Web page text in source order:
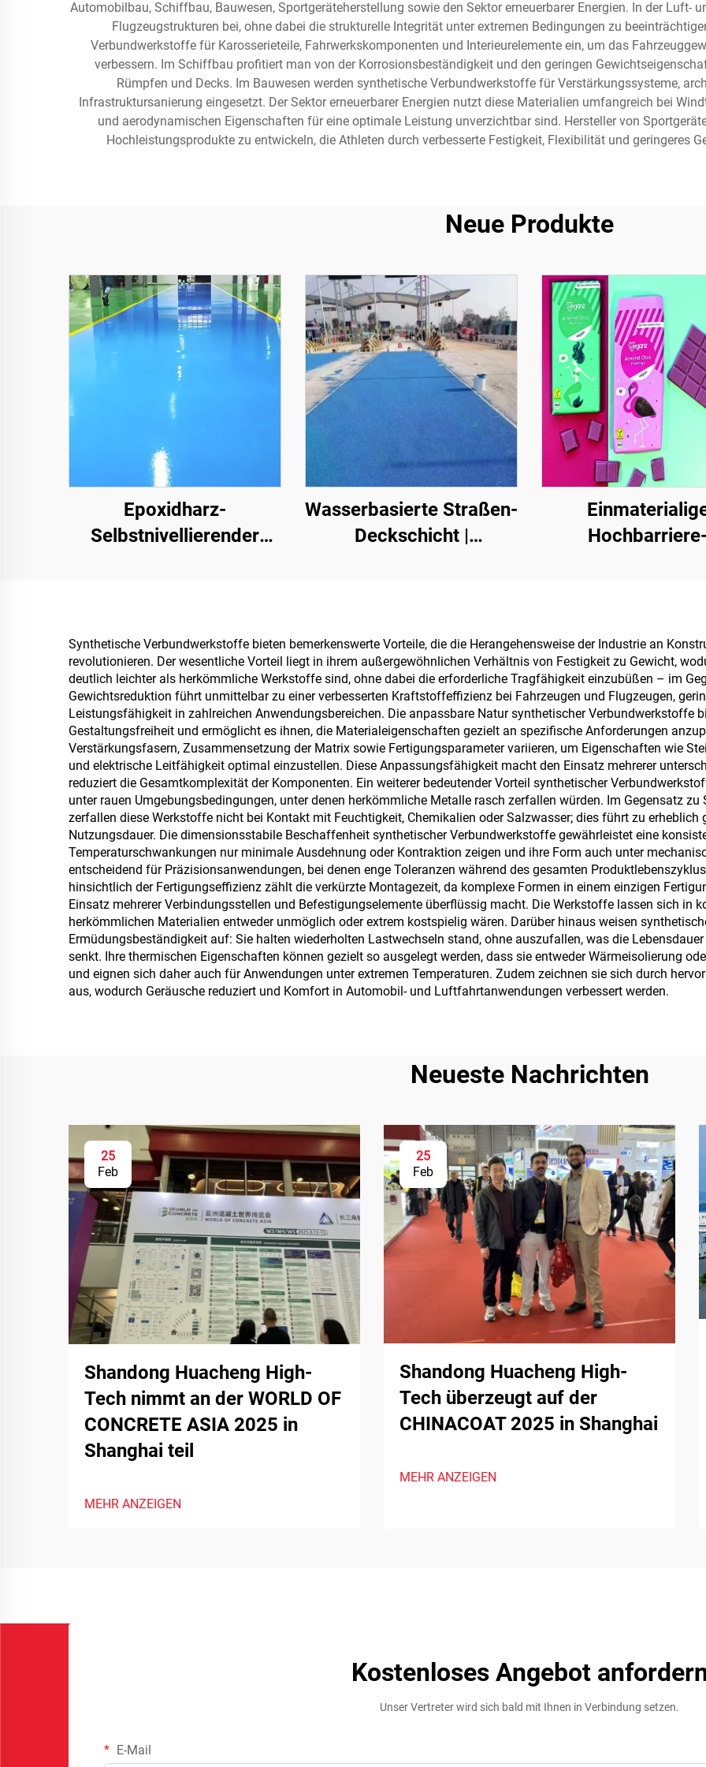
Automobilbau, Schiffbau, Bauwesen, Sportgeräteherstellung sowie den Sektor erneuerbarer Energien. In der Luft-
Flugzeugstrukturen bei, ohne dabei die strukturelle Integrität unter extremen Bedingungen zu
Verbundwerkstoffe für Karosserieteile, Fahrwerkskomponenten und Interieurelemente ein, um das
verbessern. Im Schiffbau profitiert man von der Korrosionsbeständigkeit und den geringen
Rümpfen und Decks. Im Bauwesen werden synthetische Verbundwerkstoffe für Verstärkungssysteme,
Infrastruktursanierung eingesetzt. Der Sektor erneuerbarer Energien nutzt diese Materialien umfangreich bei
und aerodynamischen Eigenschaften für eine optimale Leistung unverzichtbar sind. Hersteller von
Hochleistungsprodukte zu entwickeln, die Athleten durch verbesserte Festigkeit, Flexibilität und geringeres
Neue Produkte
Epoxidharz-
Selbstnivellierender
Wohnprojekte
Wasserbasierte Straßen-
Deckschicht |
außenliegende
Fahrbahnen
Kaffee,
Schokolade,
Gewürzen
Synthetische Verbundwerkstoffe bieten bemerkenswerte Vorteile, die die Herangehensweise der Industrie an
revolutionieren. Der wesentliche Vorteil liegt in ihrem außergewöhnlichen Verhältnis von Festigkeit zu Gewicht,
deutlich leichter als herkömmliche Werkstoffe sind, ohne dabei die erforderliche Tragfähigkeit einzubüßen – im
Gewichtsreduktion führt unmittelbar zu einer verbesserten Kraftstoffeffizienz bei Fahrzeugen und Flugzeugen,
Leistungsfähigkeit in zahlreichen Anwendungsbereichen. Die anpassbare Natur synthetischer Verbundwerkstoffe
Gestaltungsfreiheit und ermöglicht es ihnen, die Materialeigenschaften gezielt an spezifische Anforderungen
Verstärkungsfasern, Zusammensetzung der Matrix sowie Fertigungsparameter variieren, um Eigenschaften wie
und elektrische Leitfähigkeit optimal einzustellen. Diese Anpassungsfähigkeit macht den Einsatz mehrerer
reduziert die Gesamtkomplexität der Komponenten. Ein weiterer bedeutender Vorteil synthetischer
unter rauen Umgebungsbedingungen, unter denen herkömmliche Metalle rasch zerfallen würden. Im Gegensatz
zerfallen diese Werkstoffe nicht bei Kontakt mit Feuchtigkeit, Chemikalien oder Salzwasser; dies führt zu erheblich
Nutzungsdauer. Die dimensionsstabile Beschaffenheit synthetischer Verbundwerkstoffe gewährleistet eine
Temperaturschwankungen nur minimale Ausdehnung oder Kontraktion zeigen und ihre Form auch unter
entscheidend für Präzisionsanwendungen, bei denen enge Toleranzen während des gesamten
hinsichtlich der Fertigungseffizienz zählt die verkürzte Montagezeit, da komplexe Formen in einem einzigen
Einsatz mehrerer Verbindungsstellen und Befestigungselemente überflüssig macht. Die Werkstoffe lassen sich in
herkömmlichen Materialien entweder unmöglich oder extrem kostspielig wären. Darüber hinaus weisen
Ermüdungsbeständigkeit auf: Sie halten wiederholten Lastwechseln stand, ohne auszufallen, was die
senkt. Ihre thermischen Eigenschaften können gezielt so ausgelegt werden, dass sie entweder Wärmeisolierung
und eignen sich daher auch für Anwendungen unter extremen Temperaturen. Zudem zeichnen sie sich durch
aus, wodurch Geräusche reduziert und Komfort in Automobil- und Luftfahrtanwendungen verbessert werden.
Neueste Nachrichten
25
Feb
Shandong Huacheng High-
Tech nimmt an der WORLD OF
CONCRETE ASIA 2025 in
Shanghai teil
MEHR ANZEIGEN
25
Feb
Shandong Huacheng High-
Tech überzeugt auf der
CHINACOAT 2025 in Shanghai
MEHR ANZEIGEN
Kostenloses Angebot
Unser Vertreter wird sich bald mit Ihnen in Verbindung setzen.
E-Mail